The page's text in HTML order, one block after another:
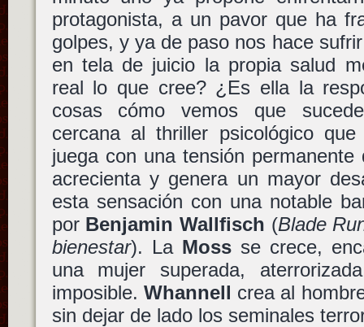
protagonista, a un pavor que ha
golpes, y ya de paso nos hace
en tela de juicio la propia salud
real lo que cree? ¿Es ella la
cosas cómo vemos que
cercana al thriller psicológico
juega con una tensión
acrecienta y genera un mayor
esta sensación con una notable
por Benjamin Wallfisch (Blade
bienestar). La Mossse crece,
una mujer superada,
imposible. Whannell crea al
sin dejar de lado los seminales